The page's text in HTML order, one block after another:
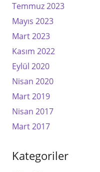
Temmuz 2023
Mayıs 2023
Mart 2023
Kasım 2022
Eylül 2020
Nisan 2020
Mart 2019
Nisan 2017
Mart 2017
Kategoriler